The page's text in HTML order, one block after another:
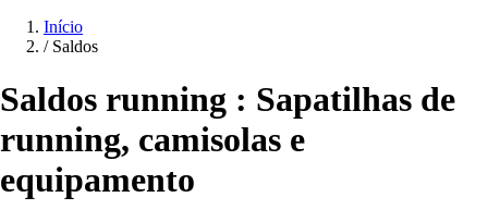
Início
/ Saldos
Saldos running : Sapatilhas de
running, camisolas e
equipamento